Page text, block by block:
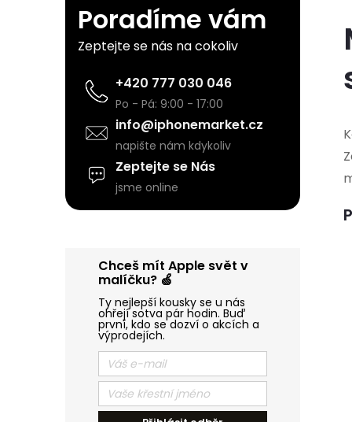
Poradíme vám
Zeptejte se nás na cokoliv
+420 777 030 046
Po - Pá: 9:00 - 17:00
info@iphonemarket.cz
napište nám kdykoliv
Zeptejte se Nás
jsme online
Chceš mít Apple svět v
malíčku? 🍏
Ty nejlepší kousky se u nás
ohřejí sotva pár hodin. Buď
první, kdo se dozví o akcích a
výprodejích.
v
l
í